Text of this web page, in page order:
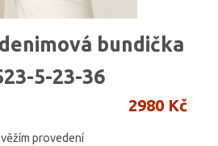
bundička
5-23-36
2980 Kč
provedení